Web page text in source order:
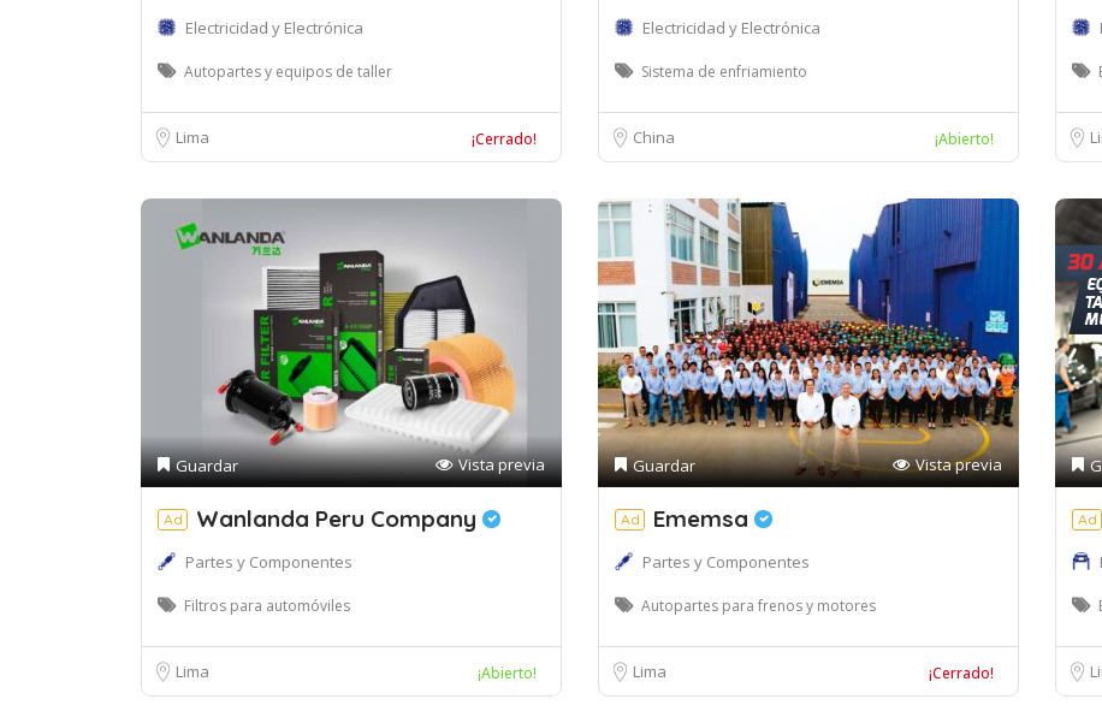
Electricidad y Electrónica
Autopartes y equipos de taller
Lima ¡Cerrado!
Electricidad y Electrónica
Sistema de enfriamiento
China ¡Abierto!
Guardar Vista previa
Ad Wanlanda Peru Company
Partes y Componentes
Filtros para automóviles
Lima ¡Abierto!
Guardar Vista previa
Ad Ememsa
Partes y Componentes
Autopartes para frenos y motores
Lima ¡Cerrado!
Ad